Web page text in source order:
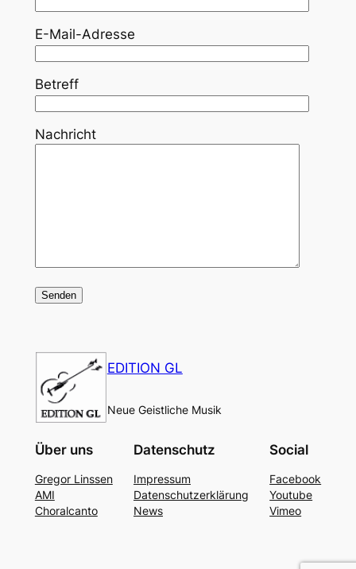
E-Mail-Adresse
Betreff
Nachricht
EDITION GL
Neue Geistliche Musik
Über uns
Gregor Linssen
AMI
Choralcanto
Datenschutz
Impressum
Datenschutzerklärung
News
Social
Facebook
Youtube
Vimeo